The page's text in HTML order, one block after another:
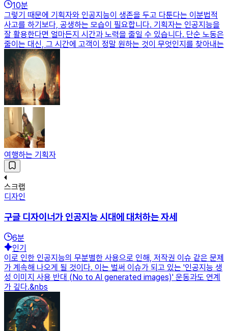
10분
그렇기 때문에 기획자와 인공지능이 생존을 두고 다툰다는 이분법적
사고를 하기보다, 공생하는 모습이 필요합니다. 기획자는 인공지능을
잘 활용한다면 얼마든지 시간과 노력을 줄일 수 있습니다. 단순 노동은
줄이는 대신, 그 시간에 고객이 정말 원하는 것이 무엇인지를 찾아내는
여행하는 기획자
스크랩
디자인
구글 디자이너가 인공지능 시대에 대처하는 자세
6분
인기
이로 인한 인공지능의 무분별한 사용으로 인해, 저작권 이슈 같은 문제
가 계속해 나오게 될 것이다. 이는 벌써 이슈가 되고 있는 '인공지능 생
성 이미지 사용 반대 (No to AI generated images)' 운동과도 연계
가 깊다.&nbs